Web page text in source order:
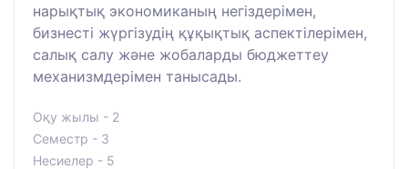
нарықтық экономиканың негіздерімен,
бизнесті жүргізудің құқықтық аспектілерімен,
салық салу және жобаларды бюджеттеу
механизмдерімен танысады.
Оқу жылы - 2
Семестр - 3
Несиелер - 5